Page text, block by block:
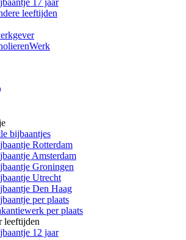
17 jaar
leeftijden
bijbaantjes
Rotterdam
Amsterdam
Groningen
Utrecht
Den Haag
per plaats
per plaats
leeftijden
12 jaar